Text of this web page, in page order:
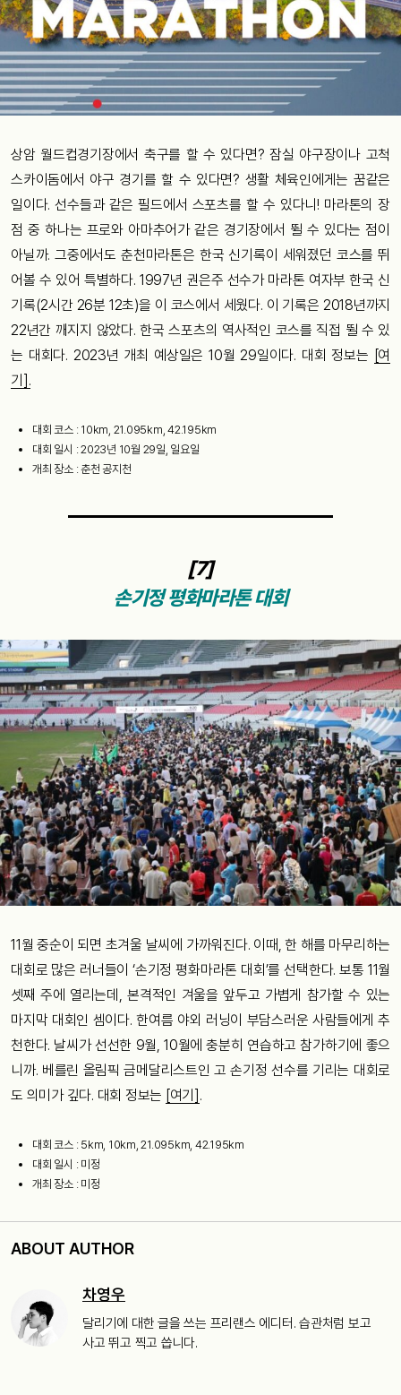
상암 월드컵경기장에서 축구를 할 수 있다면? 잠실 야구장이나 고척
스카이돔에서 야구 경기를 할 수 있다면? 생활 체육인에게는 꿈같은
일이다. 선수들과 같은 필드에서 스포츠를 할 수 있다니! 마라톤의 장
점 중 하나는 프로와 아마추어가 같은 경기장에서 뛸 수 있다는 점이
아닐까. 그중에서도 춘천마라톤은 한국 신기록이 세워졌던 코스를 뛰
어볼 수 있어 특별하다. 1997년 권은주 선수가 마라톤 여자부 한국 신
기록(2시간 26분 12초)을 이 코스에서 세웠다. 이 기록은 2018년까지
22년간 깨지지 않았다. 한국 스포츠의 역사적인 코스를 직접 뛸 수 있
는 대회다. 2023년 개최 예상일은 10월 29일이다. 대회 정보는 [여
기] .
대회 코스 : 10km, 21.095km, 42.195km
대회 일시 : 2023년 10월 29일, 일요일
개최 장소 : 춘천 공지천
[7]
손기정 평화마라톤 대회
11월 중순이 되면 초겨울 날씨에 가까워진다. 이때, 한 해를 마무리하는
대회로 많은 러너들이 ‘손기정 평화마라톤 대회’를 선택한다. 보통 11월
셋째 주에 열리는데, 본격적인 겨울을 앞두고 가볍게 참가할 수 있는
마지막 대회인 셈이다. 한여름 야외 러닝이 부담스러운 사람들에게 추
천한다. 날씨가 선선한 9월, 10월에 충분히 연습하고 참가하기에 좋으
니까. 베를린 올림픽 금메달리스트인 고 손기정 선수를 기리는 대회로
도 의미가 깊다. 대회 정보는 [여기] .
대회 코스 : 5km, 10km, 21.095km, 42.195km
대회 일시 : 미정
개최 장소 : 미정
ABOUT AUTHOR
차영우
달리기에 대한 글을 쓰는 프리랜스 에디터. 습관처럼 보고
사고 뛰고 찍고 씁니다.